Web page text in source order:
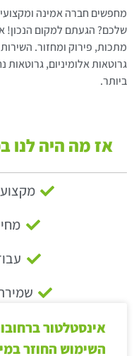
מחפשים חברה אמינה
שלכם? הגעתם למקום הנכון!
מתכות, פירוק ומחזור.
גרוטאות אלומיניום,
ביותר.
אז מה היה לנו
אינסטלטור
השימוש החוזר